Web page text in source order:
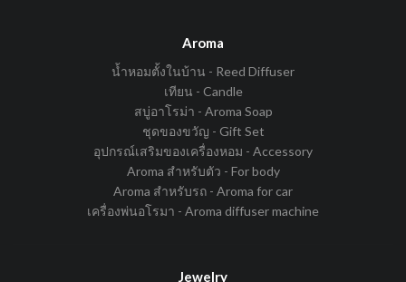
Aroma
น้ำหอมตั้งในบ้าน - Reed Diffuser
เทียน - Candle
สบู่อาโรม่า - Aroma Soap
ชุดของขวัญ - Gift Set
อุปกรณ์เสริมของเครื่องหอม - Accessory
Aroma สำหรับตัว - For body
Aroma สำหรับรถ - Aroma for car
เครื่องพ่นอโรมา - Aroma diffuser machine
Jewelry